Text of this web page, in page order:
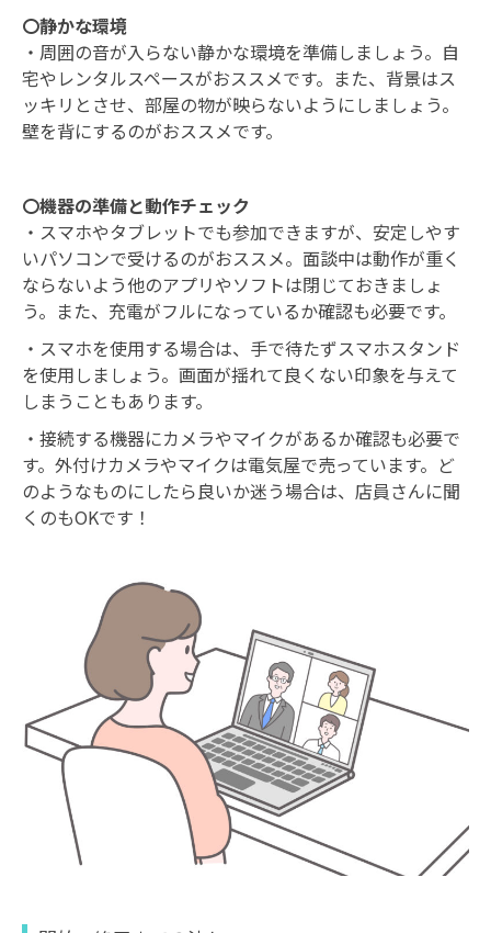
〇静かな環境
・周囲の音が入らない静かな環境を準備しましょう。自
宅やレンタルスペースがおススメです。また、背景はス
ッキリとさせ、部屋の物が映らないようにしましょう。
壁を背にするのがおススメです。
〇機器の準備と動作チェック
・スマホやタブレットでも参加できますが、安定しやす
いパソコンで受けるのがおススメ。面談中は動作が重く
ならないよう他のアプリやソフトは閉じておきましょ
う。また、充電がフルになっているか確認も必要です。
・スマホを使用する場合は、手で待たずスマホスタンド
を使用しましょう。画面が揺れて良くない印象を与えて
しまうこともあります。
・接続する機器にカメラやマイクがあるか確認も必要で
す。外付けカメラやマイクは電気屋で売っています。ど
のようなものにしたら良いか迷う場合は、店員さんに聞
くのもOKです！